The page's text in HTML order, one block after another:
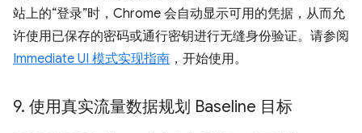
站上的“登录”时，Chrome 会自动显示可用的凭据，从而允
许使用已保存的密码或通行密钥进行无缝身份验证。请参阅
Immediate UI 模式实现指南 ，开始使用。
9. 使用真实流量数据规划 Baseline 目标